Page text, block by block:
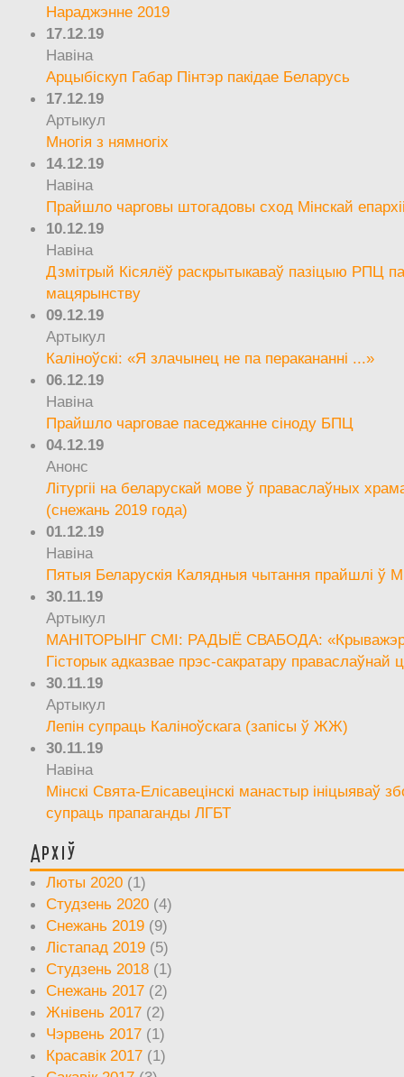
Нараджэнне 2019
17.12.19
Навіна
Арцыбіскуп Габар Пінтэр пакідае Беларусь
17.12.19
Артыкул
Многія з нямногіх
14.12.19
Навіна
Прайшло чарговы штогадовы сход Мінскай
10.12.19
Навіна
Дзмітрый Кісялёў раскрытыкаваў пазіцыю РПЦ
мацярынству
09.12.19
Артыкул
Каліноўскі: «Я злачынец не па перакананні ...»
06.12.19
Навіна
Прайшло чарговае паседжанне сіноду БПЦ
04.12.19
Анонс
Літургіі на беларускай мове ў праваслаўных
(снежань 2019 года)
01.12.19
Навіна
Пятыя Беларускія Калядныя чытання прайшлі ў
30.11.19
Артыкул
МАНІТОРЫНГ СМІ: РАДЫЁ СВАБОДА:
Гісторык адказвае прэс-сакратару праваслаўнай
30.11.19
Артыкул
Лепін супраць Каліноўскага (запісы ў ЖЖ)
30.11.19
Навіна
Мінскі Свята-Елісавецінскі манастыр ініцыяваў
супраць прапаганды ЛГБТ
Архіў
Люты 2020 (1)
Студзень 2020 (4)
Снежань 2019 (9)
Лістапад 2019 (5)
Студзень 2018 (1)
Снежань 2017 (2)
Жнівень 2017 (2)
Чэрвень 2017 (1)
Красавік 2017 (1)